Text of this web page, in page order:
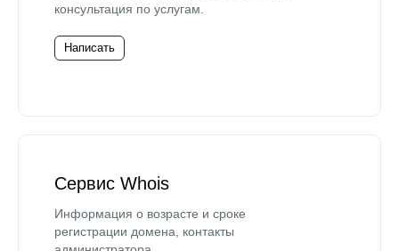
консультация по услугам.
Написать
Сервис Whois
Информация о возрасте и сроке
регистрации домена, контакты